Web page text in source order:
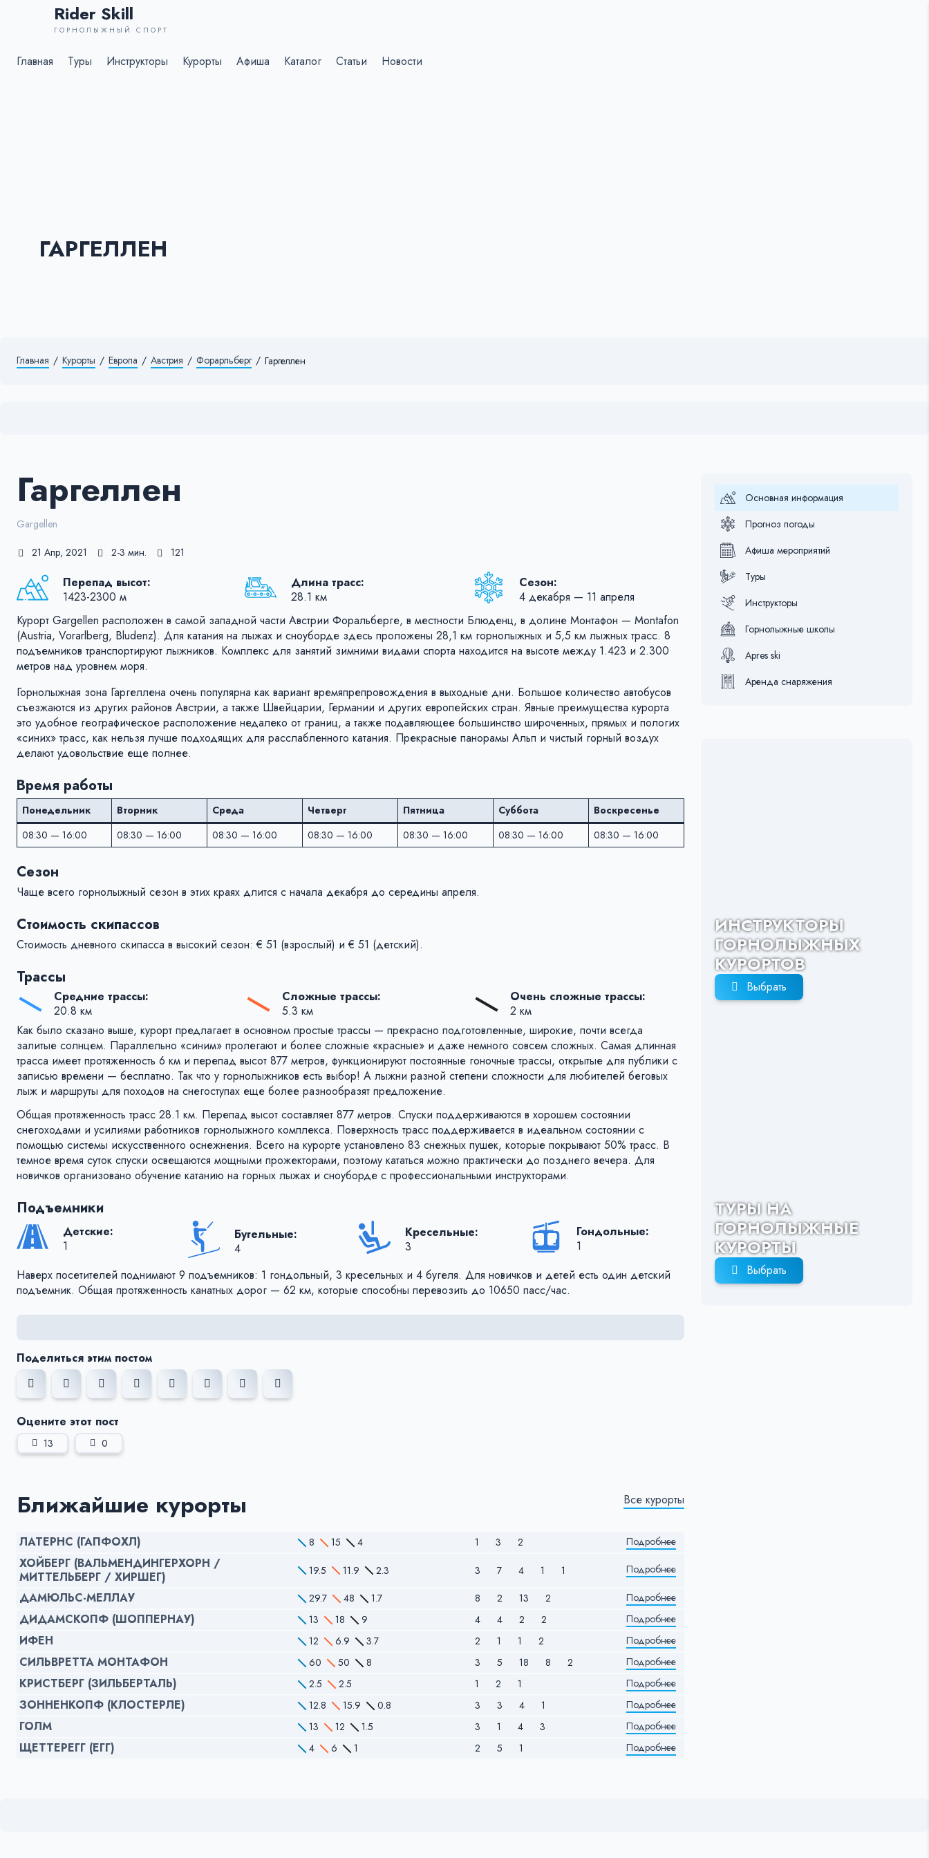
Rider Skill
ГОРНОЛЫЖНЫЙ СПОРТ
Главная Туры Инструкторы Курорты Афиша Каталог Статьи Новости
ГАРГЕЛЛЕН
Главная / Курорты / Европа / Австрия / Форарльберг / Гаргеллен
Гаргеллен
Gargellen
21 Апр, 2021 2-3 мин. 121
Перепад высот:
1423-2300 м
Длина трасс:
28.1 км
Сезон:
4 декабря — 11 апреля
Курорт Gargellen расположен в самой западной части Австрии Форальберге, в местности Блюденц, в долине Монтафон — Montafon
(Austria, Vorarlberg, Bludenz). Для катания на лыжах и сноуборде здесь проложены 28,1 км горнолыжных и 5,5 км лыжных трасс. 8
подъемников транспортируют лыжников. Комплекс для занятий зимними видами спорта находится на высоте между 1.423 и 2.300
метров над уровнем моря.
Горнолыжная зона Гаргеллена очень популярна как вариант времяпрепровождения в выходные дни. Большое количество автобусов
съезжаются из других районов Австрии, а также Швейцарии, Германии и других европейских стран. Явные преимущества курорта
это удобное географическое расположение недалеко от границ, а также подавляющее большинство широченных, прямых и пологих
«синих» трасс, как нельзя лучше подходящих для расслабленного катания. Прекрасные панорамы Альп и чистый горный воздух
делают удовольствие еще полнее.
Время работы
Понедельник Вторник Среда Четверг Пятница Суббота
Воскресенье
08:30 — 16:00
08:30 — 16:00 08:30 — 16:00 08:30 — 16:00 08:30 — 16:00 08:30 — 16:00 08:30 — 16:00
Сезон
Чаще всего горнолыжный сезон в этих краях длится c начала декабря до середины апреля.
Стоимость скипассов
Стоимость дневного скипасса в высокий сезон: € 51 (взрослый) и € 51 (детский).
Трассы
Средние трассы:
20.8 км
Сложные трассы:
5.3 км
Очень сложные трассы:
2 км
Как было сказано выше, курорт предлагает в основном простые трассы — прекрасно подготовленные, широкие, почти всегда
залитые солнцем. Параллельно «синим» пролегают и более сложные «красные» и даже немного совсем сложных. Самая длинная
трасса имеет протяженность 6 км и перепад высот 877 метров, функционируют постоянные гоночные трассы, открытые для публики с
записью времени — бесплатно. Так что у горнолыжников есть выбор! А лыжни разной степени сложности для любителей беговых
лыж и маршруты для походов на снегоступах еще более разнообразят предложение.
Общая протяженность трасс 28.1 км. Перепад высот составляет 877 метров. Спуски поддерживаются в хорошем состоянии
снегоходами и усилиями работников горнолыжного комплекса. Поверхность трасс поддерживается в идеальном состоянии с
помощью системы искусственного оснежнения. Всего на курорте установлено 83 снежных пушек, которые покрывают 50% трасс. В
темное время суток спуски освещаются мощными прожекторами, поэтому кататься можно практически до позднего вечера. Для
новичков организовано обучение катанию на горных лыжах и сноуборде с профессиональными инструкторами.
Подъемники
Детские:
1
Бугельные:
4
Кресельные:
3
Гондольные:
1
Наверх посетителей поднимают 9 подъемников: 1 гондольный, 3 кресельных и 4 бугеля. Для новичков и детей есть один детский
подъемник. Общая протяженность канатных дорог — 62 км, которые способны перевозить до 10650 пасс/час.
Поделиться этим постом
Оцените этот пост
13 0
Ближайшие курорты Все курорты
ЛАТЕРНС (ГАПФОХЛ) 8 15 4 1 3 2 Подробнее
ХОЙБЕРГ (ВАЛЬМЕНДИНГЕРХОРН /
МИТТЕЛЬБЕРГ / ХИРШЕГ)
19.5 11.9 2.3 3 7 4 1 1 Подробнее
ДАМЮЛЬС-МЕЛЛАУ 29.7 48 1.7 8 2 13 2 Подробнее
ДИДАМСКОПФ (ШОППЕРНАУ) 13 18 9 4 4 2 2 Подробнее
ИФЕН 12 6.9 3.7 2 1 1 2 Подробнее
СИЛЬВРЕТТА МОНТАФОН 60 50 8 3 5 18 8 2 Подробнее
КРИСТБЕРГ (ЗИЛЬБЕРТАЛЬ) 2.5 2.5 1 2 1 Подробнее
ЗОННЕНКОПФ (КЛОСТЕРЛЕ) 12.8 15.9 0.8 3 3 4 1 Подробнее
ГОЛМ 13 12 1.5 3 1 4 3 Подробнее
ЩЕТТЕРЕГГ (ЕГГ) 4 6 1 2 5 1 Подробнее
Основная информация
Прогноз погоды
Афиша мероприятий
Туры
Инструкторы
Горнолыжные школы
Apres ski
Аренда снаряжения
ИНСТРУКТОРЫ
ГОРНОЛЫЖНЫХ
КУРОРТОВ
Выбрать
ТУРЫ НА
ГОРНОЛЫЖНЫЕ
КУРОРТЫ
Выбрать